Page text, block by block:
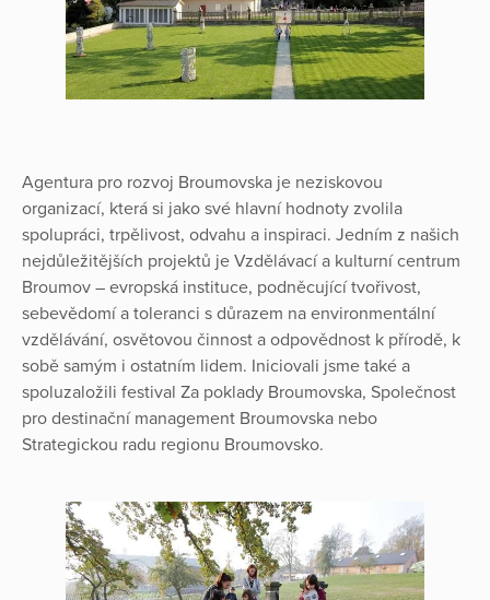
Agentura pro rozvoj Broumovska je neziskovou
organizací, která si jako své hlavní hodnoty zvolila
spolupráci, trpělivost, odvahu a inspiraci. Jedním z našich
nejdůležitějších projektů je Vzdělávací a kulturní centrum
Broumov – evropská instituce, podněcující tvořivost,
sebevědomí a toleranci s důrazem na environmentální
vzdělávání, osvětovou činnost a odpovědnost k přírodě, k
sobě samým i ostatním lidem. Iniciovali jsme také a
spoluzaložili festival Za poklady Broumovska, Společnost
pro destinační management Broumovska nebo
Strategickou radu regionu Broumovsko.